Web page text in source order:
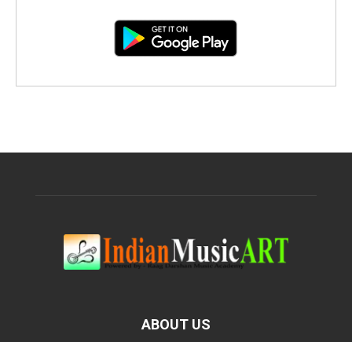
ABOUT US